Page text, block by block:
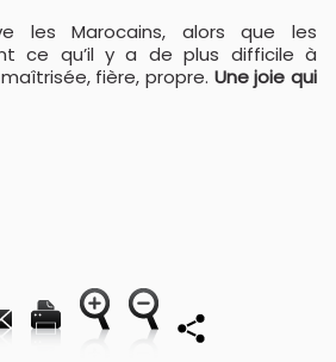
les Marocains, alors que les
ce qu’il y a de plus difficile à
fière, propre. Une joie qui